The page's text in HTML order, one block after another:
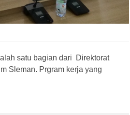
satu bagian dari Direktorat
Sleman. Prgram kerja yang